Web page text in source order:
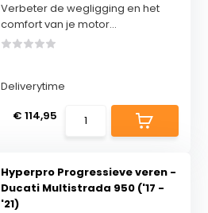
Verbeter de wegligging en het
comfort van je motor...
Deliverytime
€ 114,95
Hyperpro Progressieve veren -
Ducati Multistrada 950 ('17 -
'21)